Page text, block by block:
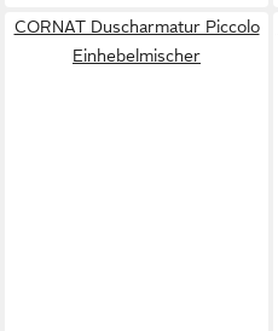
CORNAT Duscharmatur Piccolo
Einhebelmischer